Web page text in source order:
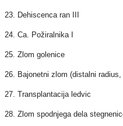
23. Dehiscenca ran III
24. Ca. Požiralnika I
25. Zlom golenice
26. Bajonetni zlom (distalni
27. Transplantacija ledvic
28. Zlom spodnjega dela